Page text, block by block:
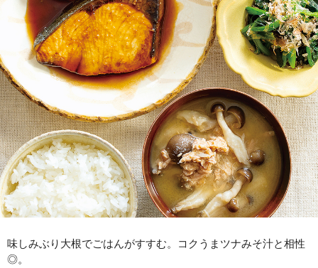
味しみぶり大根でごはんがすすむ。コクうまツナみそ汁と相性
◎。